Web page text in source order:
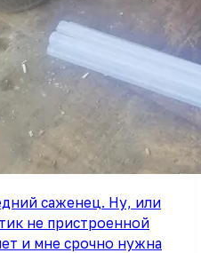
саженец. Ну, или
не пристроенной
и мне срочно нужна